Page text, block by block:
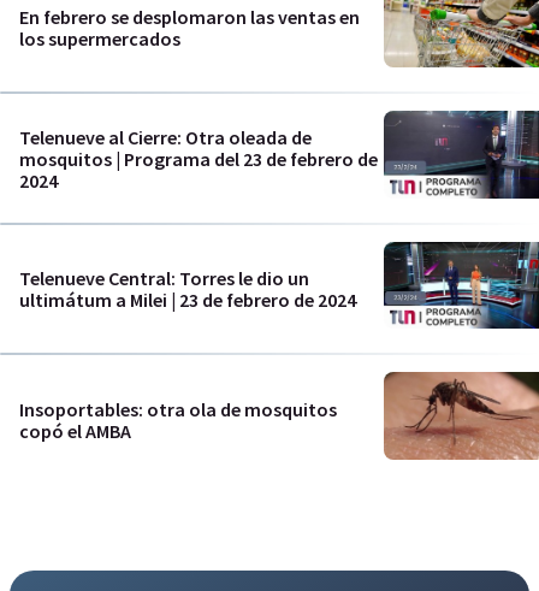
En febrero se desplomaron las ventas en
los supermercados
Telenueve al Cierre: Otra oleada de
mosquitos | Programa del 23 de febrero de
2024
Telenueve Central: Torres le dio un
ultimátum a Milei | 23 de febrero de 2024
Insoportables: otra ola de mosquitos
copó el AMBA